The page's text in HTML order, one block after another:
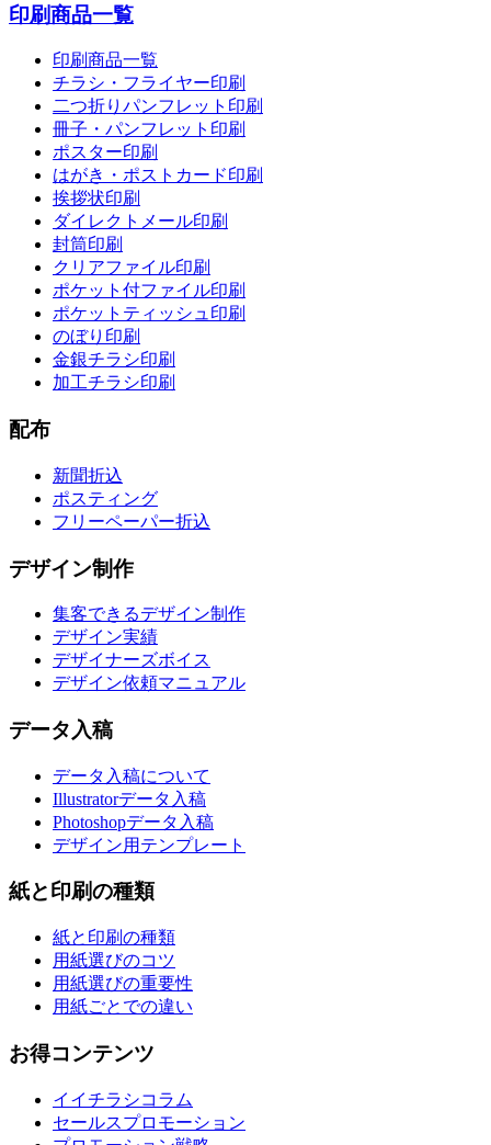
印刷商品一覧
印刷商品一覧
チラシ・フライヤー印刷
二つ折りパンフレット印刷
冊子・パンフレット印刷
ポスター印刷
はがき・ポストカード印刷
挨拶状印刷
ダイレクトメール印刷
封筒印刷
クリアファイル印刷
ポケット付ファイル印刷
ポケットティッシュ印刷
のぼり印刷
金銀チラシ印刷
加工チラシ印刷
配布
新聞折込
ポスティング
フリーペーパー折込
デザイン制作
集客できるデザイン制作
デザイン実績
デザイナーズボイス
デザイン依頼マニュアル
データ入稿
データ入稿について
Illustratorデータ入稿
Photoshopデータ入稿
デザイン用テンプレート
紙と印刷の種類
紙と印刷の種類
用紙選びのコツ
用紙選びの重要性
用紙ごとでの違い
お得コンテンツ
イイチラシコラム
セールスプロモーション